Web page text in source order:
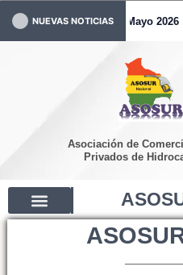
NUEVAS NOTICIAS
Pronunciamiento – Mayo 2026
Asociación de
Privados de